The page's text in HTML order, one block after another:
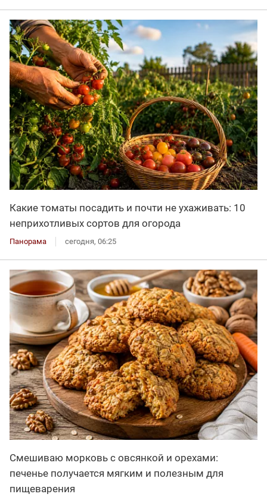
Какие томаты посадить и почти не ухаживать: 10
неприхотливых сортов для огорода
Панорама сегодня, 06:25
Смешиваю морковь с овсянкой и орехами:
печенье получается мягким и полезным для
пищеварения